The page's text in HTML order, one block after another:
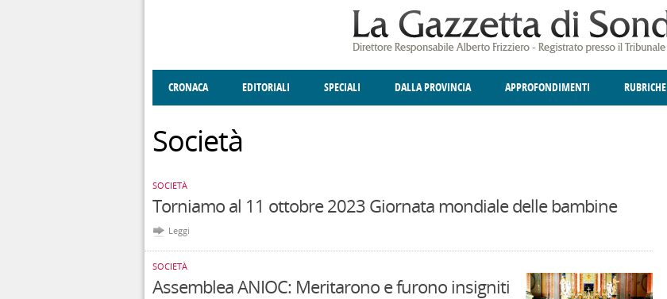
CRONACA EDITORIALI SPECIALI DALLA PROVINCIA APPROFONDIMENTI RUBRICHE
Società
SOCIETÀ
Torniamo al 11 ottobre 2023 Giornata mondiale delle bambine
Leggi
SOCIETÀ
Assemblea ANIOC: Meritarono e furono insigniti